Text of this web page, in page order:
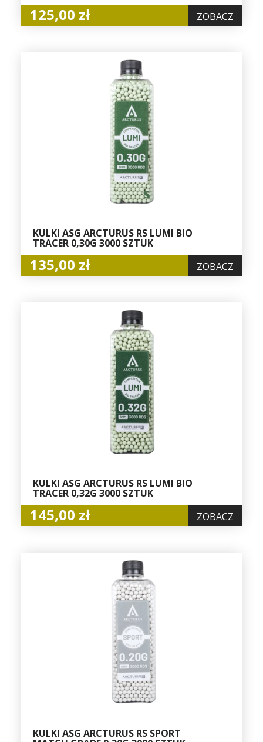
125,00 zł ZOBACZ
KULKI ASG ARCTURUS RS LUMI BIO
TRACER 0,30G 3000 SZTUK
135,00 zł ZOBACZ
KULKI ASG ARCTURUS RS LUMI BIO
TRACER 0,32G 3000 SZTUK
145,00 zł ZOBACZ
KULKI ASG ARCTURUS RS SPORT